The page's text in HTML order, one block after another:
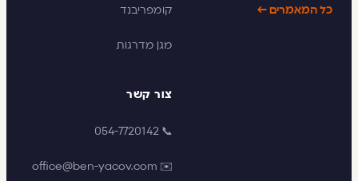
קומפריבנד
מגן מדרגות
כל המאמרים ←
צור קשר
📞 054-7720142
✉️ office@ben-yacov.com